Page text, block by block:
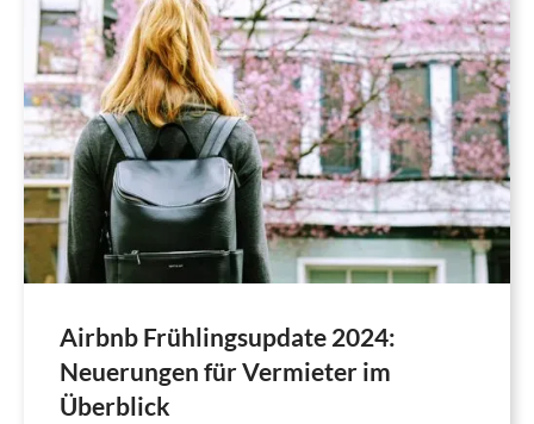
Airbnb Frühlingsupdate 2024:
Neuerungen für Vermieter im
Überblick